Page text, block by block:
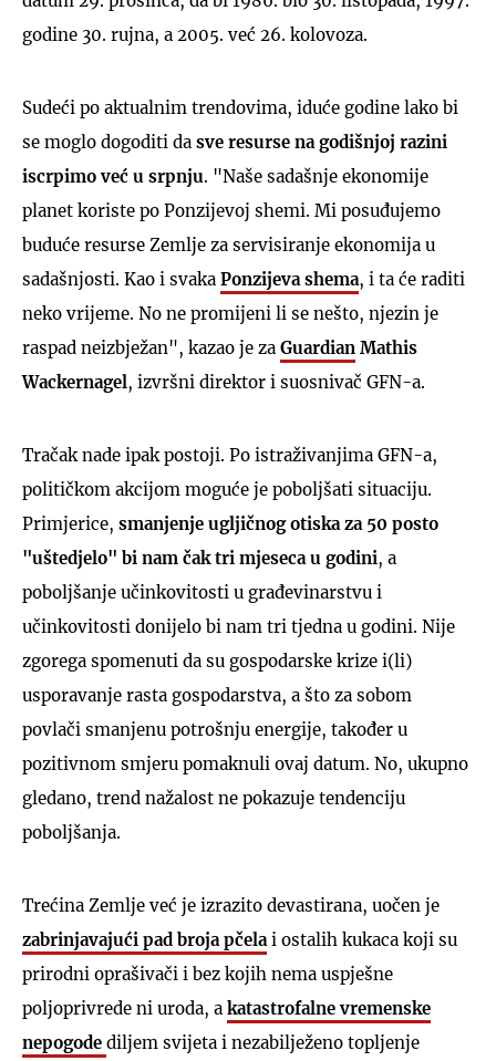
godine 30. rujna, a 2005. već 26. kolovoza.
Sudeći po aktualnim trendovima, iduće godine lako bi
se moglo dogoditi da sve resurse na godišnjoj razini
iscrpimo već u srpnju. "Naše sadašnje ekonomije
planet koriste po Ponzijevoj shemi. Mi posuđujemo
buduće resurse Zemlje za servisiranje ekonomija u
sadašnjosti. Kao i svaka Ponzijeva shema, i ta će raditi
neko vrijeme. No ne promijeni li se nešto, njezin je
raspad neizbježan", kazao je za Guardian Mathis
Wackernagel, izvršni direktor i suosnivač GFN-a.
Tračak nade ipak postoji. Po istraživanjima GFN-a,
političkom akcijom moguće je poboljšati situaciju.
Primjerice, smanjenje ugljičnog otiska za 50 posto
"uštedjelo" bi nam čak tri mjeseca u godini, a
poboljšanje učinkovitosti u građevinarstvu i
učinkovitosti donijelo bi nam tri tjedna u godini. Nije
zgorega spomenuti da su gospodarske krize i(li)
usporavanje rasta gospodarstva, a što za sobom
povlači smanjenu potrošnju energije, također u
pozitivnom smjeru pomaknuli ovaj datum. No, ukupno
gledano, trend nažalost ne pokazuje tendenciju
poboljšanja.
Trećina Zemlje već je izrazito devastirana, uočen je
zabrinjavajući pad broja pčela i ostalih kukaca koji su
prirodni oprašivači i bez kojih nema uspješne
poljoprivrede ni uroda, a katastrofalne vremenske
nepogode diljem svijeta i nezabilježeno topljenje